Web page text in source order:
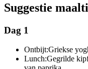
Suggestie
Dag 1
Ontbijt:Griekse
Lunch:Gegrilde